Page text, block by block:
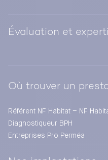
Évaluation et
Où trouver un
Référent NF Habitat – NF
Diagnostiqueur BPH
Entreprises Pro Perméa